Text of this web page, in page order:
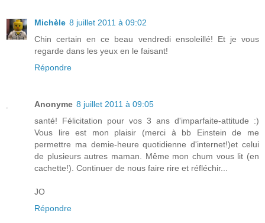
Michèle 8 juillet 2011 à 09:02
Chin certain en ce beau vendredi ensoleillé! Et je vous
regarde dans les yeux en le faisant!
Répondre
Anonyme 8 juillet 2011 à 09:05
santé! Félicitation pour vos 3 ans d'imparfaite-attitude :)
Vous lire est mon plaisir (merci à bb Einstein de me
permettre ma demie-heure quotidienne d'internet!)et celui
de plusieurs autres maman. Même mon chum vous lit (en
cachette!). Continuer de nous faire rire et réfléchir...
JO
Répondre